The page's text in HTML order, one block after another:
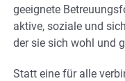
geeignete
aktive, soziale und
der sie sich wohl und
Statt eine für alle